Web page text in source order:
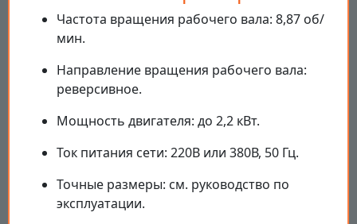
Частота вращения рабочего вала: 8,87 об/
мин.
Направление вращения рабочего вала:
реверсивное.
Мощность двигателя: до 2,2 кВт.
Ток питания сети: 220В или 380В, 50 Гц.
Точные размеры: см. руководство по
эксплуатации.